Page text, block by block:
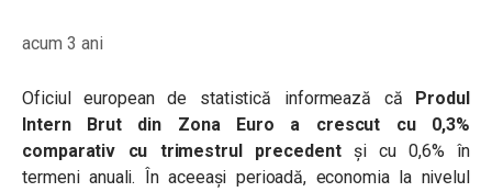
acum 3 ani
Oficiul european de statistică informează că Produl
Intern Brut din Zona Euro a crescut cu 0,3%
comparativ cu trimestrul precedentși cu 0,6% în
termeni anuali. În aceeași perioadă, economia la nivelul